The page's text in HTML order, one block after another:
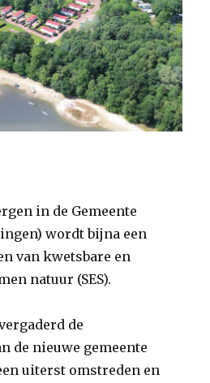
in de Gemeente
wordt bijna een
van kwetsbare en
natuur (SES).
de
de nieuwe gemeente
uiterst omstreden en